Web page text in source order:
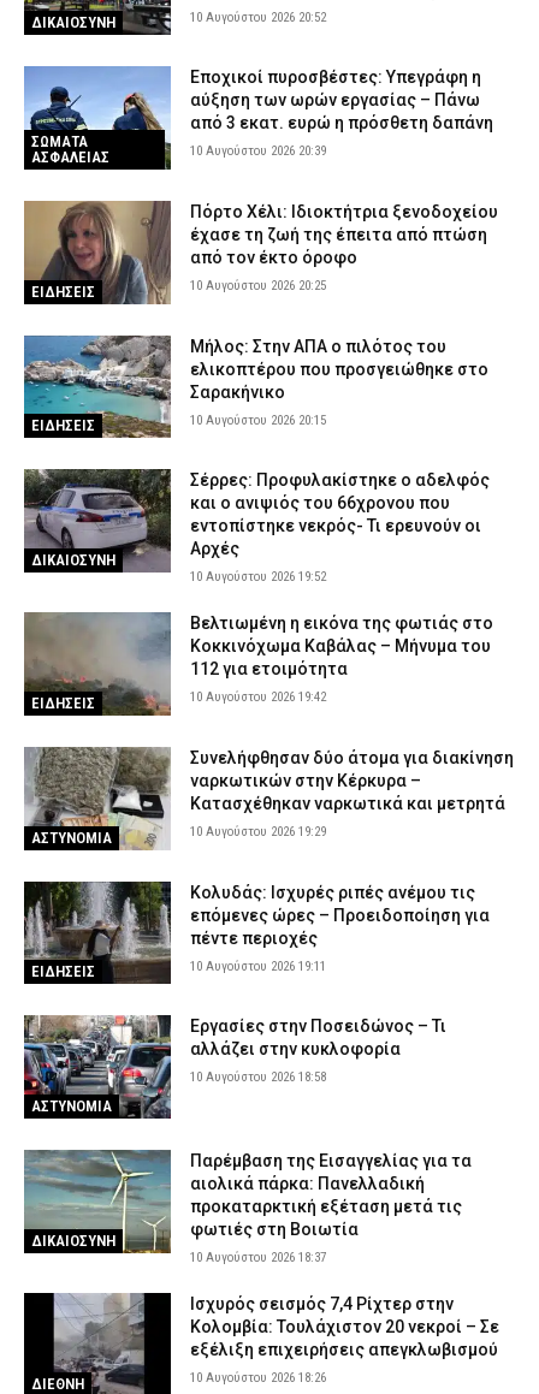
ΔΙΚΑΙΟΣΥΝΗ 10 Αυγούστου 2026 20:52
ΣΩΜΑΤΑ
ΑΣΦΑΛΕΙΑΣ
Εποχικοί πυροσβέστες: Υπεγράφη η
αύξηση των ωρών εργασίας – Πάνω
από 3 εκατ. ευρώ η πρόσθετη δαπάνη
10 Αυγούστου 2026 20:39
ΕΙΔΗΣΕΙΣ
Πόρτο Χέλι: Ιδιοκτήτρια ξενοδοχείου
έχασε τη ζωή της έπειτα από πτώση
από τον έκτο όροφο
10 Αυγούστου 2026 20:25
ΕΙΔΗΣΕΙΣ
Μήλος: Στην ΑΠΑ ο πιλότος του
ελικοπτέρου που προσγειώθηκε στο
Σαρακήνικο
10 Αυγούστου 2026 20:15
ΔΙΚΑΙΟΣΥΝΗ
Σέρρες: Προφυλακίστηκε ο αδελφός
και ο ανιψιός του 66χρονου που
εντοπίστηκε νεκρός- Τι ερευνούν οι
Αρχές
10 Αυγούστου 2026 19:52
ΕΙΔΗΣΕΙΣ
Βελτιωμένη η εικόνα της φωτιάς στο
Κοκκινόχωμα Καβάλας – Μήνυμα του
112 για ετοιμότητα
10 Αυγούστου 2026 19:42
ΑΣΤΥΝΟΜΙΑ
Συνελήφθησαν δύο άτομα για διακίνηση
ναρκωτικών στην Κέρκυρα –
Κατασχέθηκαν ναρκωτικά και μετρητά
10 Αυγούστου 2026 19:29
ΕΙΔΗΣΕΙΣ
Κολυδάς: Ισχυρές ριπές ανέμου τις
επόμενες ώρες – Προειδοποίηση για
πέντε περιοχές
10 Αυγούστου 2026 19:11
ΑΣΤΥΝΟΜΙΑ
Εργασίες στην Ποσειδώνος – Τι
αλλάζει στην κυκλοφορία
10 Αυγούστου 2026 18:58
ΔΙΚΑΙΟΣΥΝΗ
Παρέμβαση της Εισαγγελίας για τα
αιολικά πάρκα: Πανελλαδική
προκαταρκτική εξέταση μετά τις
φωτιές στη Βοιωτία
10 Αυγούστου 2026 18:37
ΔΙΕΘΝΗ
Ισχυρός σεισμός 7,4 Ρίχτερ στην
Κολομβία: Τουλάχιστον 20 νεκροί – Σε
εξέλιξη επιχειρήσεις απεγκλωβισμού
10 Αυγούστου 2026 18:26